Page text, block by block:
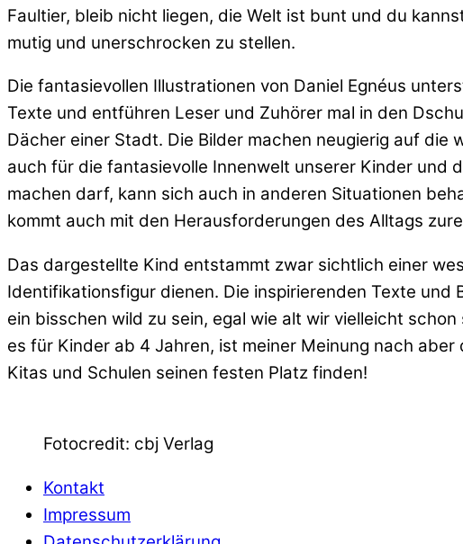
Faultier, bleib nicht liegen, die Welt ist bunt und du
mutig und unerschrocken zu stellen.
Die fantasievollen Illustrationen von Daniel Egnéus
Texte und entführen Leser und Zuhörer mal in den
Dächer einer Stadt. Die Bilder machen neugierig auf
auch für die fantasievolle Innenwelt unserer Kinder und
machen darf, kann sich auch in anderen Situationen
kommt auch mit den Herausforderungen des Alltags
Das dargestellte Kind entstammt zwar sichtlich einer
Identifikationsfigur dienen. Die inspirierenden Texte
ein bisschen wild zu sein, egal wie alt wir vielleicht
es für Kinder ab 4 Jahren, ist meiner Meinung nach
Kitas und Schulen seinen festen Platz finden!
Fotocredit: cbj Verlag
Kontakt
Impressum